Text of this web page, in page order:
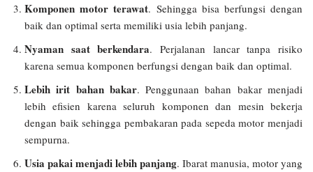
Komponen motor terawat. Sehingga bisa berfungsi dengan
baik dan optimal serta memiliki usia lebih panjang.
Nyaman saat berkendara. Perjalanan lancar tanpa risiko
karena semua komponen berfungsi dengan baik dan optimal.
Lebih irit bahan bakar. Penggunaan bahan bakar menjadi
lebih efisien karena seluruh komponen dan mesin bekerja
dengan baik sehingga pembakaran pada sepeda motor menjadi
sempurna.
Usia pakai menjadi lebih panjang. Ibarat manusia, motor yang